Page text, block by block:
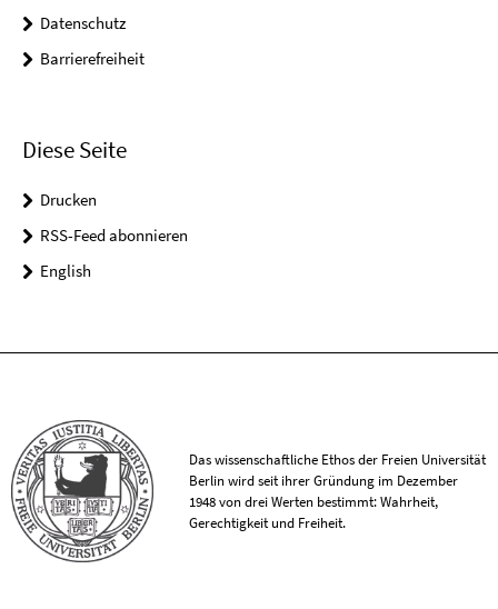
Datenschutz
Barrierefreiheit
Diese Seite
Drucken
RSS-Feed abonnieren
English
Das wissenschaftliche Ethos der Freien Universität
Berlin wird seit ihrer Gründung im Dezember
1948 von drei Werten bestimmt: Wahrheit,
Gerechtigkeit und Freiheit.